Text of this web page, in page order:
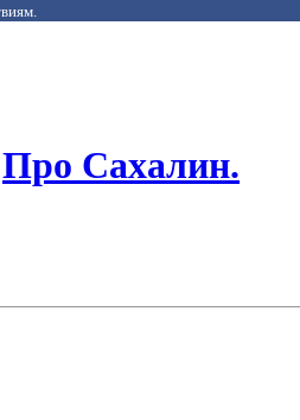
Про Сахалин.